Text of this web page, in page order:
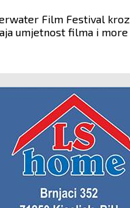
Film Festival kroz
umjetnost filma i more